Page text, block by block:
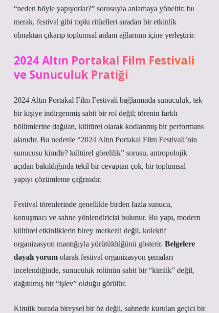
“neden böyle yapıyorlar?” sorusuyla anlamaya yöneltir; bu
merak, festival gibi toplu ritüelleri sıradan bir etkinlik
olmaktan çıkarıp toplumsal anlam ağlarının içine yerleştirir.
2024 Altın Portakal Film Festivali
ve Sunuculuk Pratiği
2024 Altın Portakal Film Festivali bağlamında sunuculuk, tek
bir kişiye indirgenmiş sabit bir rol değil; törenin farklı
bölümlerine dağılan, kültürel olarak kodlanmış bir performans
alanıdır. Bu nedenle “2024 Altın Portakal Film Festivali’nin
sunucusu kimdir? kültürel görelilik” sorusu, antropolojik
açıdan bakıldığında tekil bir cevaptan çok, bir toplumsal
yapıyı çözümleme çağrısıdır.
Festival törenlerinde genellikle birden fazla sunucu,
konuşmacı ve sahne yönlendiricisi bulunur. Bu yapı, modern
kültürel etkinliklerin birey merkezli değil, kolektif
organizasyon mantığıyla yürütüldüğünü gösterir. Belgelere
dayalı yorum olarak festival organizasyon şemaları
incelendiğinde, sunuculuk rolünün sabit bir “kimlik” değil,
dağıtılmış bir “işlev” olduğu görülür.
Kimlik burada bireysel bir öz değil, sahnede kurulan geçici bir